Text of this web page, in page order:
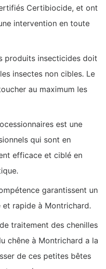
Certibiocide, et ont
intervention en toute
produits insecticides doit
insectes non cibles. Le
au maximum les
est une
qui sont en
efficace et ciblé en
garantissent un
rapide à Montrichard.
traitement des chenilles
chêne à Montrichard a la
de ces petites bêtes